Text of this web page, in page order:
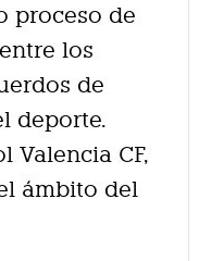
proceso de
los
de
deporte.
Valencia CF,
ámbito del